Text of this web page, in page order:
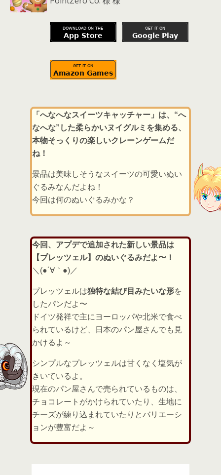
「へなへなスイーツキャッチャー」は、“へ
なへな”した柔らかいヌイグルミを集める、
本物そっくりの楽しいクレーンゲームだ
ね！
景品は美味しそうなスイーツの可愛いぬい
ぐるみなんだよね！
今回は何のぬいぐるみかな？
今回、アプデで追加された新しい景品は
【プレッツェル】のぬいぐるみだよ〜！
＼(●´∀｀●)／
プレッツェルは独特な結び目みたいな形を
したパンだよ〜
ドイツ発祥で主にヨーロッパや北米で食べ
られているけど、日本のパン屋さんでも見
かけるよ～
シンプルなプレッツェルは甘くなく塩気が
きいているよ。
現在のパン屋さんで売られているものは、
チョコレートがかけられていたり、生地に
チーズが練り込まれていたりとバリエーシ
ョンが豊富だよ～